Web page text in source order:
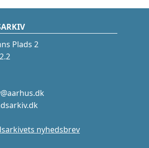
Plads 2
nyhedsbrev